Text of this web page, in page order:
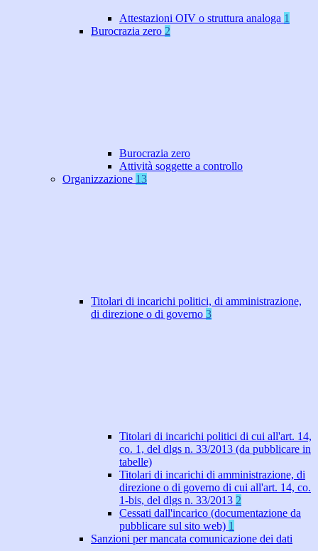
Attestazioni OIV o struttura analoga 1
Burocrazia zero 2
Burocrazia zero
Attività soggette a controllo
Organizzazione 13
Titolari di incarichi politici, di amministrazione,
di direzione o di governo 3
Titolari di incarichi politici di cui all'art. 14,
co. 1, del dlgs n. 33/2013 (da pubblicare in
tabelle)
Titolari di incarichi di amministrazione, di
direzione o di governo di cui all'art. 14, co.
1-bis, del dlgs n. 33/2013 2
Cessati dall'incarico (documentazione da
pubblicare sul sito web) 1
Sanzioni per mancata comunicazione dei dati